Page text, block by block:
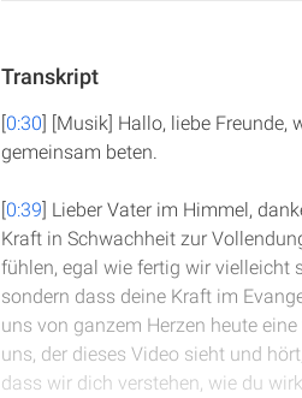
Transkript
[0:30] [Musik] Hallo, liebe Freunde,
gemeinsam beten.
[0:39] Lieber Vater im Himmel,
Kraft in Schwachheit zur
fühlen, egal wie fertig wir vielleicht
sondern dass deine Kraft im
uns von ganzem Herzen heute
uns, der dieses Video sieht und
dass wir dich verstehen, wie du